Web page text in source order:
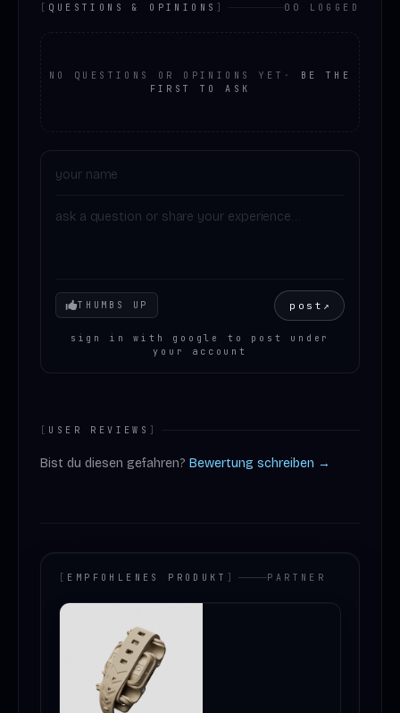
[ QUESTIONS & OPINIONS ] 00 LOGGED
NO QUESTIONS OR OPINIONS YET ·
BE THE
FIRST TO ASK
Your mood
THUMBS UP post ↗
sign in with google to post under
your account
[ USER REVIEWS ]
Bist du diesen gefahren? Bewertung schreiben →
[ EMPFOHLENES PRODUKT ] PARTNER